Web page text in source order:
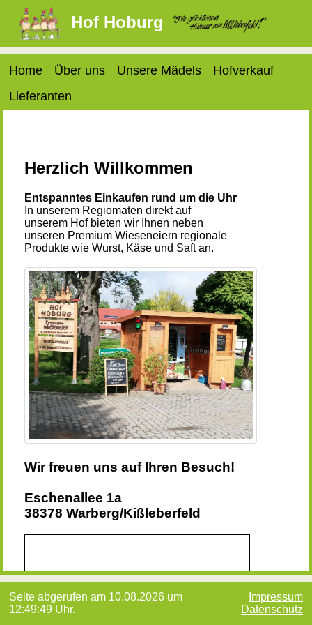
Hof Hoburg
Home Über uns Unsere Mädels
Hofverkauf
Lieferanten
Herzlich Willkommen
Entspanntes Einkaufen rund um die Uhr
In unserem Regiomaten direkt auf
unserem Hof bieten wir Ihnen neben
unseren Premium Wieseneiern regionale
Produkte wie Wurst, Käse und Saft an.
Wir freuen uns auf Ihren Besuch!
Eschenallee 1a
38378 Warberg/Kißleberfeld
Seite abgerufen am 10.08.2026 um
12:49:49 Uhr.
Impressum
Datenschutz